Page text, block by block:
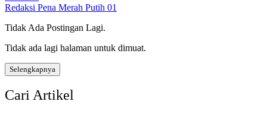
Redaksi Pena Merah Putih 01
Tidak Ada Postingan Lagi.
Tidak ada lagi halaman untuk dimuat.
Selengkapnya
Cari Artikel